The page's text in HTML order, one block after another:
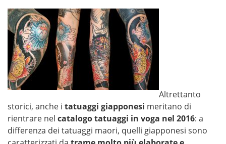
Altrettanto
storici, anche i tatuaggi giapponesi meritano di
rientrare nel catalogo tatuaggi in voga nel 2016: a
differenza dei tatuaggi maori, quelli giapponesi sono